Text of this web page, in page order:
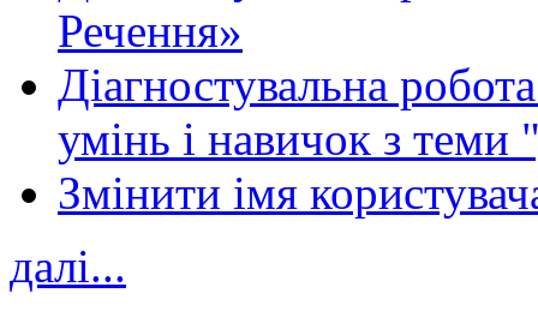
Речення»
Діагностувальна
умінь і навичок з теми
Змінити імя
далі...